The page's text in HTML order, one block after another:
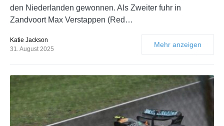
den Niederlanden gewonnen. Als Zweiter fuhr in
Zandvoort Max Verstappen (Red…
Katie Jackson
31. August 2025
Mehr anzeigen